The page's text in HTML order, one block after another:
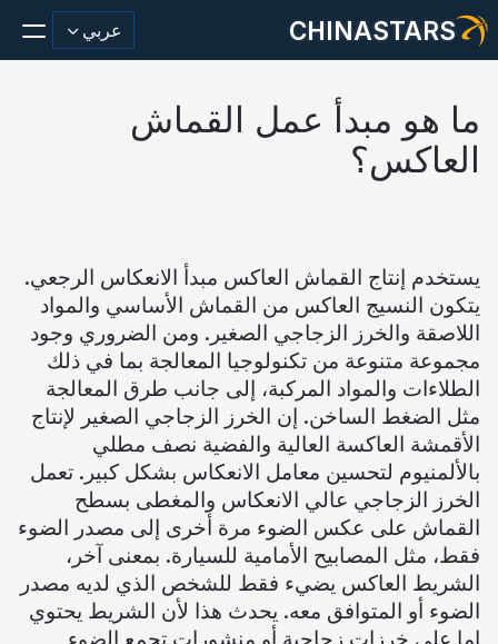
CHINASTARS عربي
مادة عاكسة/شريط
ملابس السلامة
يتوهج في المواد المظلمة
غسيل صناعي
حول تشاينا ستارز
منتج جديد
شهادة
فهرس
فيديو
ما هو مبدأ عمل القماش
العاكس؟
يستخدم إنتاج القماش العاكس مبدأ الانعكاس الرجعي.
يتكون النسيج العاكس من القماش الأساسي والمواد
اللاصقة والخرز الزجاجي الصغير. ومن الضروري وجود
مجموعة متنوعة من تكنولوجيا المعالجة بما في ذلك
الطلاءات والمواد المركبة، إلى جانب طرق المعالجة
مثل الضغط الساخن. إن الخرز الزجاجي الصغير لإنتاج
الأقمشة العاكسة العالية والفضية نصف مطلي
بالألمنيوم لتحسين معامل الانعكاس بشكل كبير. تعمل
الخرز الزجاجي عالي الانعكاس والمغطى بسطح
القماش على عكس الضوء مرة أخرى إلى مصدر الضوء
فقط، مثل المصابيح الأمامية للسيارة. بمعنى آخر،
الشريط العاكس يضيء فقط للشخص الذي لديه مصدر
الضوء أو المتوافق معه. يحدث هذا لأن الشريط يحتوي
إما على خرزات زجاجية أو منشورات تجمع الضوء